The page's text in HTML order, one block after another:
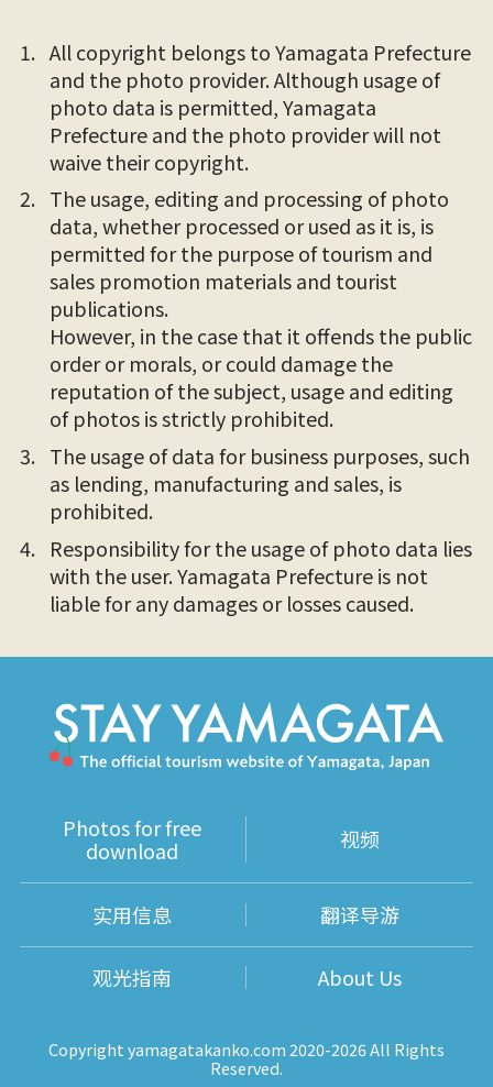
All copyright belongs to Yamagata Prefecture
and the photo provider. Although usage of
photo data is permitted, Yamagata
Prefecture and the photo provider will not
waive their copyright.
The usage, editing and processing of photo
data, whether processed or used as it is, is
permitted for the purpose of tourism and
sales promotion materials and tourist
publications.
However, in the case that it offends the public
order or morals, or could damage the
reputation of the subject, usage and editing
of photos is strictly prohibited.
The usage of data for business purposes, such
as lending, manufacturing and sales, is
prohibited.
Responsibility for the usage of photo data lies
with the user. Yamagata Prefecture is not
liable for any damages or losses caused.
Photos for free
download
视频
实用信息 翻译导游
观光指南 About Us
Copyright yamagatakanko.com 2020-2026 All Rights
Reserved.